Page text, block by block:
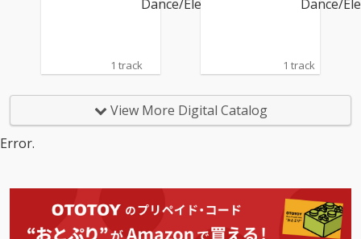
1 track 1 track
View More Digital Catalog
Error.